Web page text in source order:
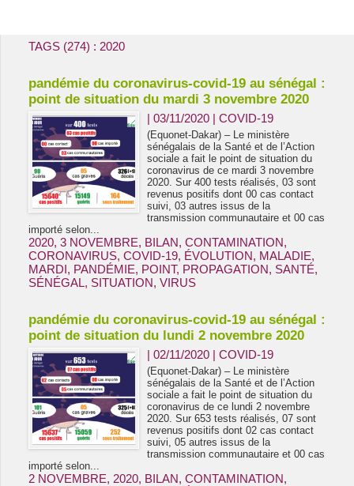
TAGS (274) : 2020
pandémie du coronavirus-covid-19 au sénégal :
point de situation du mardi 3 novembre 2020
| 03/11/2020 |COVID-19
(Equonet-Dakar) – Le ministère
sénégalais de la Santé et de l’Action
sociale a fait le point de situation du
coronavirus de ce mardi 3 novembre
2020. Sur 400 tests réalisés, 03 sont
revenus positifs dont 00 cas contact
suivi, 03 autres issus de la
transmission communautaire et 00 cas
importé selon...
2020, 3 NOVEMBRE, BILAN, CONTAMINATION,
CORONAVIRUS, COVID-19, ÉVOLUTION, MALADIE,
MARDI, PANDÉMIE, POINT, PROPAGATION, SANTÉ,
SÉNÉGAL, SITUATION, VIRUS
pandémie du coronavirus-covid-19 au sénégal :
point de situation du lundi 2 novembre 2020
| 02/11/2020 |COVID-19
(Equonet-Dakar) – Le ministère
sénégalais de la Santé et de l’Action
sociale a fait le point de situation du
coronavirus de ce lundi 2 novembre
2020. Sur 653 tests réalisés, 07 sont
revenus positifs dont 02 cas contact
suivi, 05 autres issus de la
transmission communautaire et 00 cas
importé selon...
2 NOVEMBRE, 2020, BILAN, CONTAMINATION,